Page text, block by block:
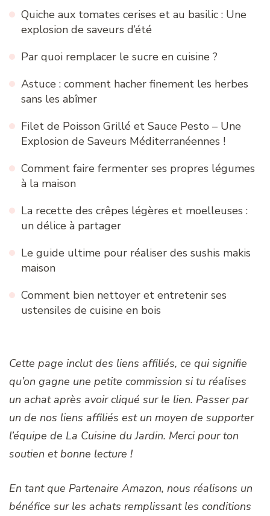
Quiche aux tomates cerises et au basilic : Une
explosion de saveurs d’été
Par quoi remplacer le sucre en cuisine ?
Astuce : comment hacher finement les herbes
sans les abîmer
Filet de Poisson Grillé et Sauce Pesto – Une
Explosion de Saveurs Méditerranéennes !
Comment faire fermenter ses propres légumes
à la maison
La recette des crêpes légères et moelleuses :
un délice à partager
Le guide ultime pour réaliser des sushis makis
maison
Comment bien nettoyer et entretenir ses
ustensiles de cuisine en bois
Cette page inclut des liens affiliés, ce qui signifie
qu’on gagne une petite commission si tu réalises
un achat après avoir cliqué sur le lien. Passer par
un de nos liens affiliés est un moyen de supporter
l’équipe de La Cuisine du Jardin. Merci pour ton
soutien et bonne lecture !
En tant que Partenaire Amazon, nous réalisons un
bénéfice sur les achats remplissant les conditions